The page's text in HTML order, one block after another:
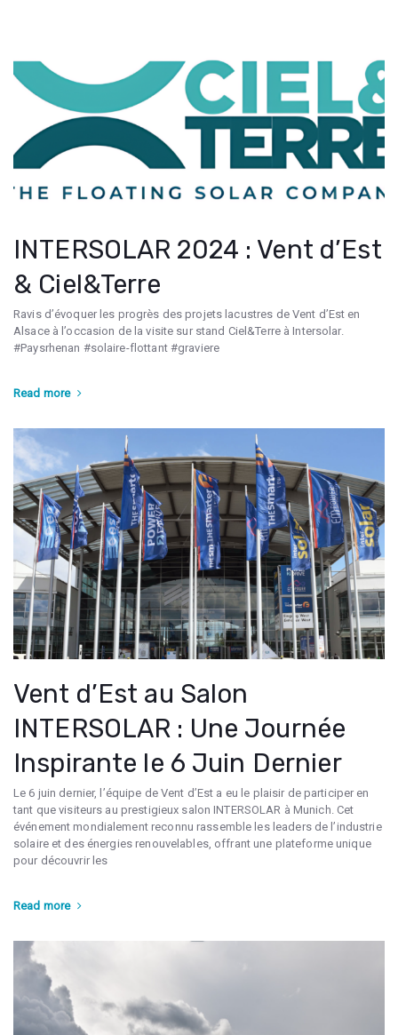
INTERSOLAR 2024 : Vent d’Est
& Ciel&Terre
Ravis d’évoquer les progrès des projets lacustres de Vent d’Est en
Alsace à l’occasion de la visite sur stand Ciel&Terre à Intersolar.
#Paysrhenan #solaire-flottant #graviere
Read more
Vent d’Est au Salon
INTERSOLAR : Une Journée
Inspirante le 6 Juin Dernier
Le 6 juin dernier, l’équipe de Vent d’Est a eu le plaisir de participer en
tant que visiteurs au prestigieux salon INTERSOLAR à Munich. Cet
événement mondialement reconnu rassemble les leaders de l’industrie
solaire et des énergies renouvelables, offrant une plateforme unique
pour découvrir les
Read more